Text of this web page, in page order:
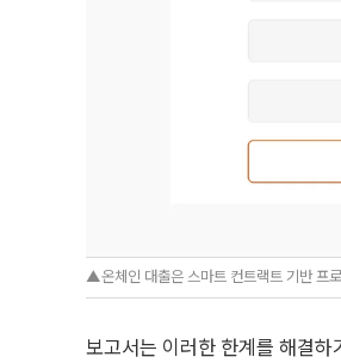
▲온체인 대출은 스마트 컨트랙트 기반 프
보고서는 이러한 한계를 해결